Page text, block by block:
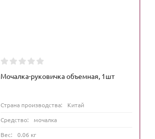
Мочалка-руковичка объемная, 1шт
Страна производства:
Китай
Средство:
мочалка
Вес:
0.06 кг